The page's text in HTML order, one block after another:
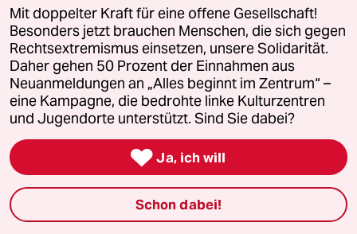
team zukunft
taz frisch
taz zahl ich
taz lab Infobrief
Veranstaltungen
Mit doppelter Kraft für eine offene Gesellschaft!
Besonders jetzt brauchen Menschen, die sich gegen
Rechtsextremismus einsetzen, unsere Solidarität.
Daher gehen 50 Prozent der Einnahmen aus
Neuanmeldungen an „Alles beginnt im Zentrum“ –
eine Kampagne, die bedrohte linke Kulturzentren
und Jugendorte unterstützt. Sind Sie dabei?
 Ja, ich will
Schon dabei!